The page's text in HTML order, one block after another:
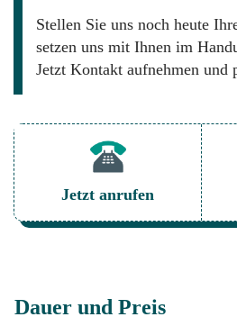
Stellen Sie uns noch heute
setzen uns mit Ihnen im
Jetzt Kontakt aufnehmen und
Jetzt anrufen
Dauer und Preis